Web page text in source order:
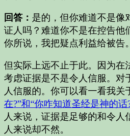
回答： 是的，但你难道不是像
证人吗？难道你不是在控告他
你所说，我把疑点利益给被告。
但实际上远不止于此。因为在
考虑证据是不是令人信服。对
人信服的。你可以看一看我关
在?”和“你咋知道圣经是神的话
人来说，证据是足够的和令人
人来说却不然。